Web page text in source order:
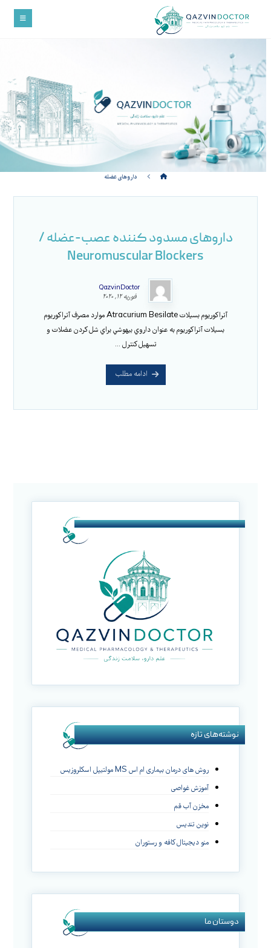
داروهای عضله
داروهای مسدود کننده عصب-عضله /
Neuromuscular Blockers
QazvinDoctor
فوریه ۱۲, ۲۰۲۰
آتراکوریوم بسیلات Atracurium Besilate موارد مصرف آتراکوریوم
بسیلات آتراكوريوم به عنوان داروي بيهوشي براي شل كردن عضلات و
تسهيل كنترل ...
ادامه مطلب
نوشته‌های تازه
روش های درمان بیماری ام اس MS مولتیپل اسکلروزیس
آموزش غواصی
مخزن آب قم
نوین تندیس
منو دیجیتال کافه و رستوران
دوستان ما